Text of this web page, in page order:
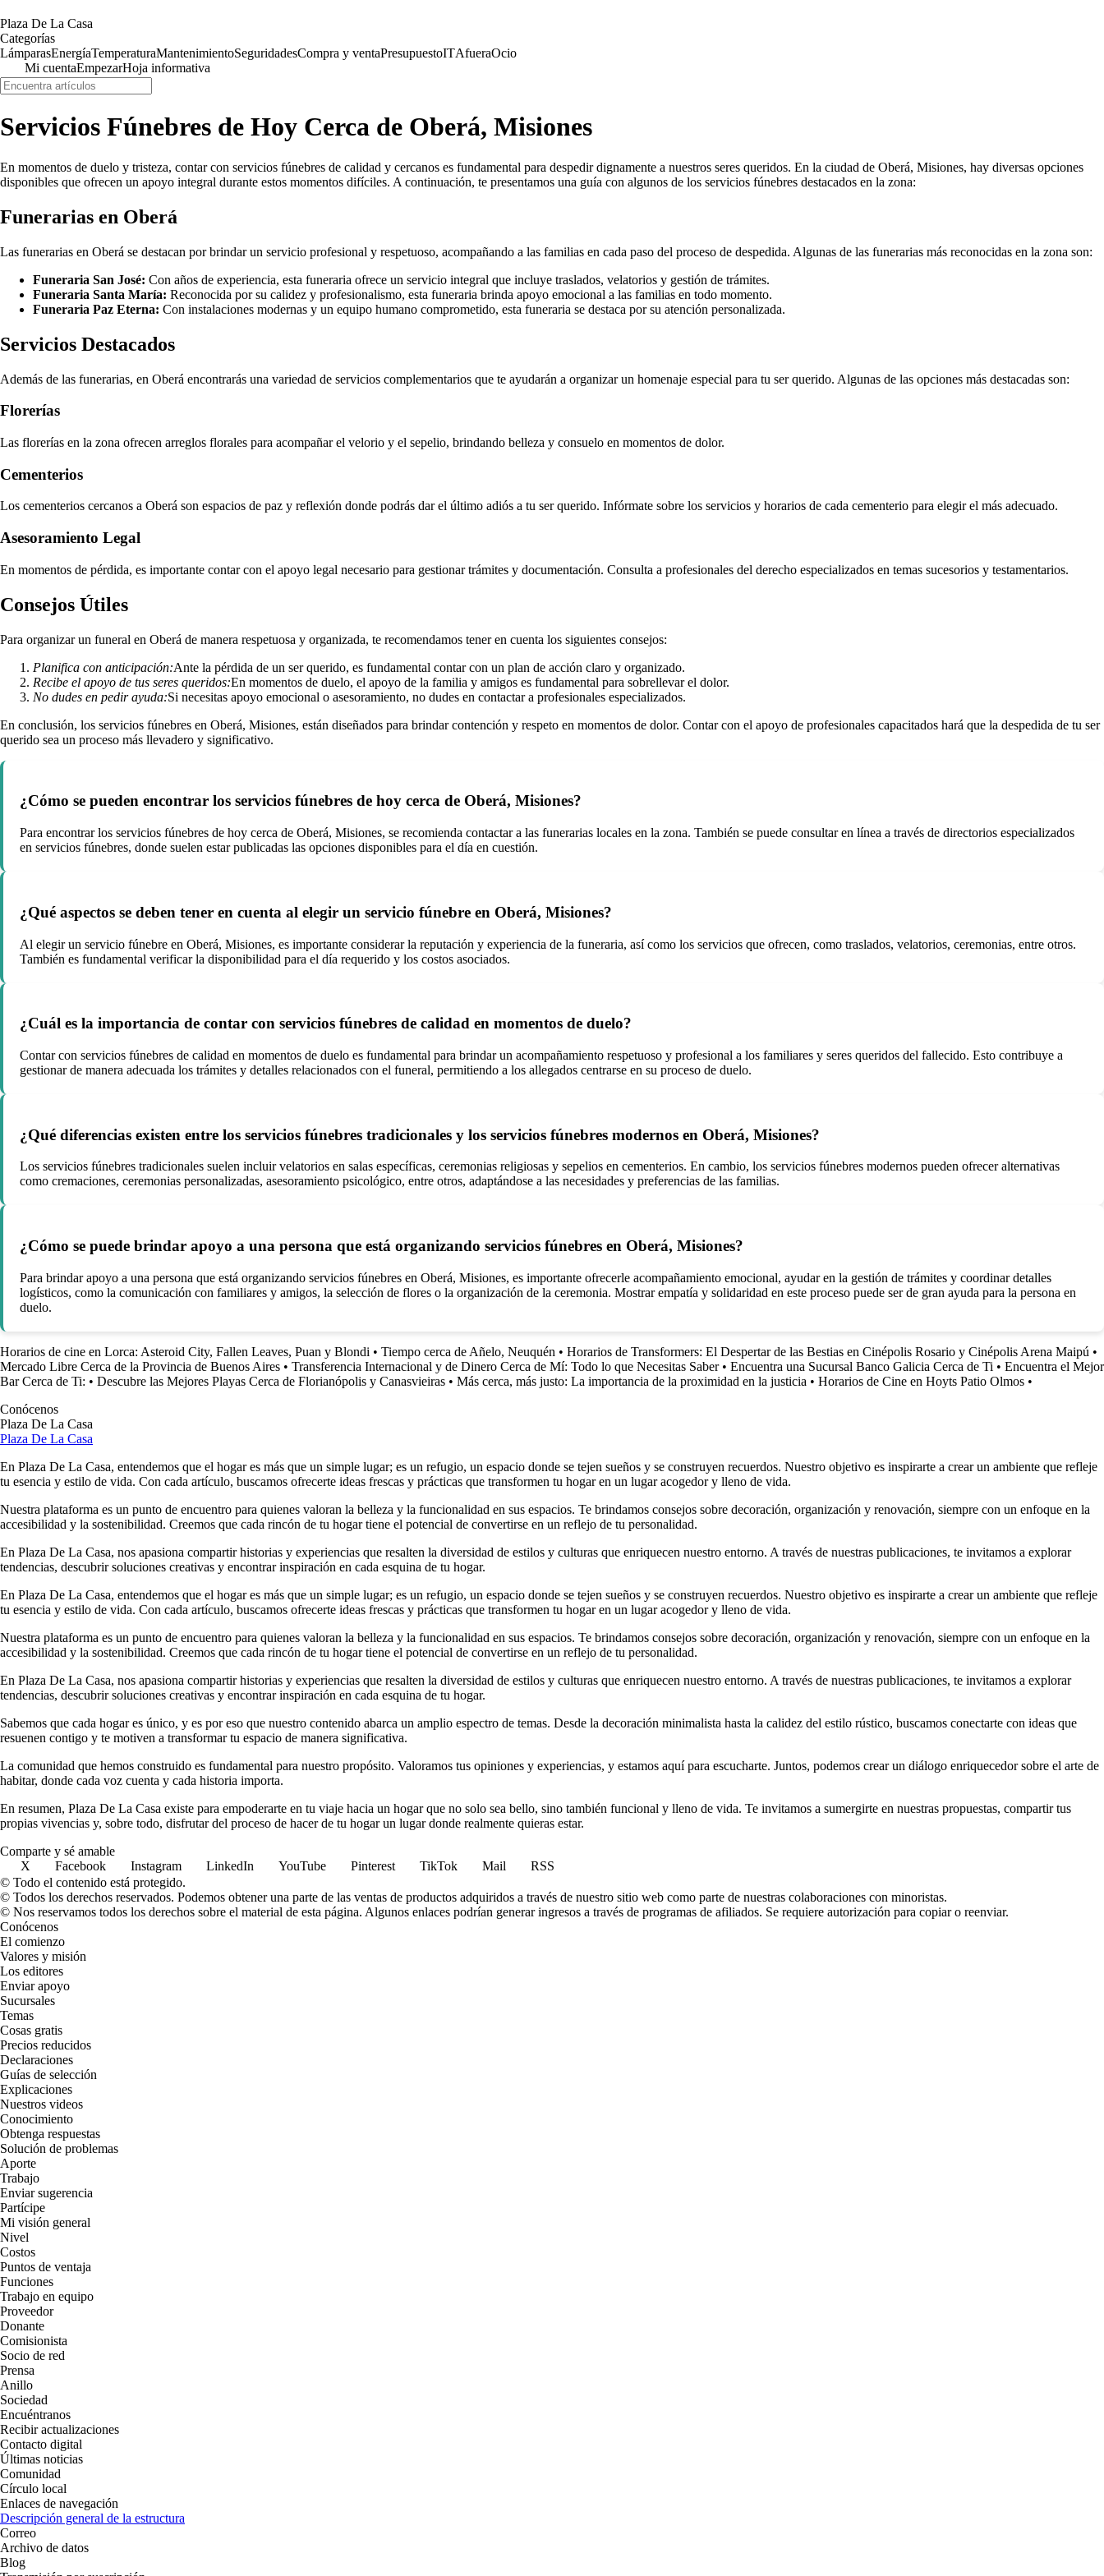
Plaza De La Casa
Categorías
LámparasEnergíaTemperaturaMantenimientoSeguridadesCompra y ventaPresupuestoITAfueraOcio
Mi cuentaEmpezarHoja informativa
Servicios Fúnebres de Hoy Cerca de Oberá, Misiones
En momentos de duelo y tristeza, contar con servicios fúnebres de calidad y cercanos es fundamental para despedir dignamente a nuestros seres queridos. En la ciudad de Oberá, Misiones, hay diversas opciones
disponibles que ofrecen un apoyo integral durante estos momentos difíciles. A continuación, te presentamos una guía con algunos de los servicios fúnebres destacados en la zona:
Funerarias en Oberá
Las funerarias en Oberá se destacan por brindar un servicio profesional y respetuoso, acompañando a las familias en cada paso del proceso de despedida. Algunas de las funerarias más reconocidas en la zona son:
Funeraria San José: Con años de experiencia, esta funeraria ofrece un servicio integral que incluye traslados, velatorios y gestión de trámites.
Funeraria Santa María: Reconocida por su calidez y profesionalismo, esta funeraria brinda apoyo emocional a las familias en todo momento.
Funeraria Paz Eterna: Con instalaciones modernas y un equipo humano comprometido, esta funeraria se destaca por su atención personalizada.
Servicios Destacados
Además de las funerarias, en Oberá encontrarás una variedad de servicios complementarios que te ayudarán a organizar un homenaje especial para tu ser querido. Algunas de las opciones más destacadas son:
Florerías
Las florerías en la zona ofrecen arreglos florales para acompañar el velorio y el sepelio, brindando belleza y consuelo en momentos de dolor.
Cementerios
Los cementerios cercanos a Oberá son espacios de paz y reflexión donde podrás dar el último adiós a tu ser querido. Infórmate sobre los servicios y horarios de cada cementerio para elegir el más adecuado.
Asesoramiento Legal
En momentos de pérdida, es importante contar con el apoyo legal necesario para gestionar trámites y documentación. Consulta a profesionales del derecho especializados en temas sucesorios y testamentarios.
Consejos Útiles
Para organizar un funeral en Oberá de manera respetuosa y organizada, te recomendamos tener en cuenta los siguientes consejos:
Planifica con anticipación:Ante la pérdida de un ser querido, es fundamental contar con un plan de acción claro y organizado.
Recibe el apoyo de tus seres queridos:En momentos de duelo, el apoyo de la familia y amigos es fundamental para sobrellevar el dolor.
No dudes en pedir ayuda:Si necesitas apoyo emocional o asesoramiento, no dudes en contactar a profesionales especializados.
En conclusión, los servicios fúnebres en Oberá, Misiones, están diseñados para brindar contención y respeto en momentos de dolor. Contar con el apoyo de profesionales capacitados hará que la despedida de tu ser
querido sea un proceso más llevadero y significativo.
¿Cómo se pueden encontrar los servicios fúnebres de hoy cerca de Oberá, Misiones?
Para encontrar los servicios fúnebres de hoy cerca de Oberá, Misiones, se recomienda contactar a las funerarias locales en la zona. También se puede consultar en línea a través de directorios especializados
en servicios fúnebres, donde suelen estar publicadas las opciones disponibles para el día en cuestión.
¿Qué aspectos se deben tener en cuenta al elegir un servicio fúnebre en Oberá, Misiones?
Al elegir un servicio fúnebre en Oberá, Misiones, es importante considerar la reputación y experiencia de la funeraria, así como los servicios que ofrecen, como traslados, velatorios, ceremonias, entre otros.
También es fundamental verificar la disponibilidad para el día requerido y los costos asociados.
¿Cuál es la importancia de contar con servicios fúnebres de calidad en momentos de duelo?
Contar con servicios fúnebres de calidad en momentos de duelo es fundamental para brindar un acompañamiento respetuoso y profesional a los familiares y seres queridos del fallecido. Esto contribuye a
gestionar de manera adecuada los trámites y detalles relacionados con el funeral, permitiendo a los allegados centrarse en su proceso de duelo.
¿Qué diferencias existen entre los servicios fúnebres tradicionales y los servicios fúnebres modernos en Oberá, Misiones?
Los servicios fúnebres tradicionales suelen incluir velatorios en salas específicas, ceremonias religiosas y sepelios en cementerios. En cambio, los servicios fúnebres modernos pueden ofrecer alternativas
como cremaciones, ceremonias personalizadas, asesoramiento psicológico, entre otros, adaptándose a las necesidades y preferencias de las familias.
¿Cómo se puede brindar apoyo a una persona que está organizando servicios fúnebres en Oberá, Misiones?
Para brindar apoyo a una persona que está organizando servicios fúnebres en Oberá, Misiones, es importante ofrecerle acompañamiento emocional, ayudar en la gestión de trámites y coordinar detalles
logísticos, como la comunicación con familiares y amigos, la selección de flores o la organización de la ceremonia. Mostrar empatía y solidaridad en este proceso puede ser de gran ayuda para la persona en
duelo.
Horarios de cine en Lorca: Asteroid City, Fallen Leaves, Puan y Blondi • Tiempo cerca de Añelo, Neuquén • Horarios de Transformers: El Despertar de las Bestias en Cinépolis Rosario y Cinépolis Arena Maipú •
Mercado Libre Cerca de la Provincia de Buenos Aires • Transferencia Internacional y de Dinero Cerca de Mí: Todo lo que Necesitas Saber• Encuentra una Sucursal Banco Galicia Cerca de Ti • Encuentra el Mejor
Bar Cerca de Ti: • Descubre las Mejores Playas Cerca de Florianópolis y Canasvieiras • Más cerca, más justo: La importancia de la proximidad en la justicia • Horarios de Cine en Hoyts Patio Olmos •
Conócenos
Plaza De La Casa
Plaza De La Casa
En Plaza De La Casa, entendemos que el hogar es más que un simple lugar; es un refugio, un espacio donde se tejen sueños y se construyen recuerdos. Nuestro objetivo es inspirarte a crear un ambiente que refleje
tu esencia y estilo de vida. Con cada artículo, buscamos ofrecerte ideas frescas y prácticas que transformen tu hogar en un lugar acogedor y lleno de vida.
Nuestra plataforma es un punto de encuentro para quienes valoran la belleza y la funcionalidad en sus espacios. Te brindamos consejos sobre decoración, organización y renovación, siempre con un enfoque en la
accesibilidad y la sostenibilidad. Creemos que cada rincón de tu hogar tiene el potencial de convertirse en un reflejo de tu personalidad.
En Plaza De La Casa, nos apasiona compartir historias y experiencias que resalten la diversidad de estilos y culturas que enriquecen nuestro entorno. A través de nuestras publicaciones, te invitamos a explorar
tendencias, descubrir soluciones creativas y encontrar inspiración en cada esquina de tu hogar.
En Plaza De La Casa, entendemos que el hogar es más que un simple lugar; es un refugio, un espacio donde se tejen sueños y se construyen recuerdos. Nuestro objetivo es inspirarte a crear un ambiente que refleje
tu esencia y estilo de vida. Con cada artículo, buscamos ofrecerte ideas frescas y prácticas que transformen tu hogar en un lugar acogedor y lleno de vida.
Nuestra plataforma es un punto de encuentro para quienes valoran la belleza y la funcionalidad en sus espacios. Te brindamos consejos sobre decoración, organización y renovación, siempre con un enfoque en la
accesibilidad y la sostenibilidad. Creemos que cada rincón de tu hogar tiene el potencial de convertirse en un reflejo de tu personalidad.
En Plaza De La Casa, nos apasiona compartir historias y experiencias que resalten la diversidad de estilos y culturas que enriquecen nuestro entorno. A través de nuestras publicaciones, te invitamos a explorar
tendencias, descubrir soluciones creativas y encontrar inspiración en cada esquina de tu hogar.
Sabemos que cada hogar es único, y es por eso que nuestro contenido abarca un amplio espectro de temas. Desde la decoración minimalista hasta la calidez del estilo rústico, buscamos conectarte con ideas que
resuenen contigo y te motiven a transformar tu espacio de manera significativa.
La comunidad que hemos construido es fundamental para nuestro propósito. Valoramos tus opiniones y experiencias, y estamos aquí para escucharte. Juntos, podemos crear un diálogo enriquecedor sobre el arte de
habitar, donde cada voz cuenta y cada historia importa.
En resumen, Plaza De La Casa existe para empoderarte en tu viaje hacia un hogar que no solo sea bello, sino también funcional y lleno de vida. Te invitamos a sumergirte en nuestras propuestas, compartir tus
propias vivencias y, sobre todo, disfrutar del proceso de hacer de tu hogar un lugar donde realmente quieras estar.
Comparte y sé amable
X
Facebook Instagram LinkedIn YouTube Pinterest TikTok Mail
RSS
© Todo el contenido está protegido.
© Todos los derechos reservados. Podemos obtener una parte de las ventas de productos adquiridos a través de nuestro sitio web como parte de nuestras colaboraciones con minoristas.
© Nos reservamos todos los derechos sobre el material de esta página. Algunos enlaces podrían generar ingresos a través de programas de afiliados. Se requiere autorización para copiar o reenviar.
Conócenos
El comienzo
Valores y misión
Los editores
Enviar apoyo
Sucursales
Temas
Cosas gratis
Precios reducidos
Declaraciones
Guías de selección
Explicaciones
Nuestros videos
Conocimiento
Obtenga respuestas
Solución de problemas
Aporte
Trabajo
Enviar sugerencia
Partícipe
Mi visión general
Nivel
Costos
Puntos de ventaja
Funciones
Trabajo en equipo
Proveedor
Donante
Comisionista
Socio de red
Prensa
Anillo
Sociedad
Encuéntranos
Recibir actualizaciones
Contacto digital
Últimas noticias
Comunidad
Círculo local
Enlaces de navegación
Descripción general de la estructura
Correo
Archivo de datos
Blog